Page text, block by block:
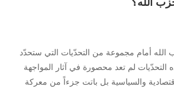
أمام مجموعة من التحدّيات التي ستحدّد
التحدّيات لم تعد محصورة في آثار المواجهة
والسياسية بل باتت جزءاً من معركة